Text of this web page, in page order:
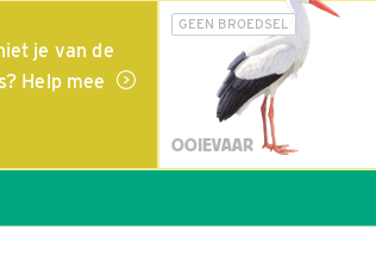
je van de
Help mee
GEEN BROEDSEL
OOIEVAAR